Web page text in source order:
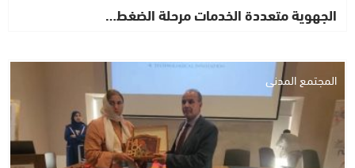
الجهوية متعددة الخدمات مرحلة الضغط…
المجتمع المدني